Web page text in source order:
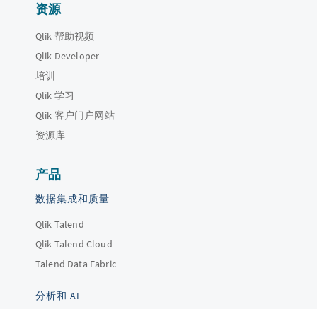
资源
Qlik 帮助视频
Qlik Developer
培训
Qlik 学习
Qlik 客户门户网站
资源库
产品
数据集成和质量
Qlik Talend
Qlik Talend Cloud
Talend Data Fabric
分析和 AI